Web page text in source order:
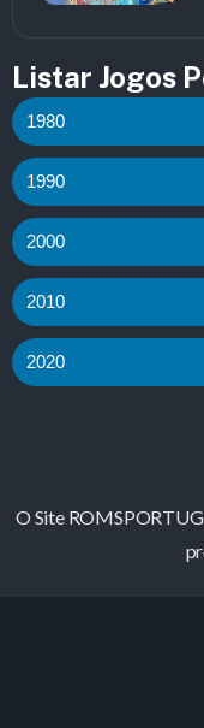
Listar Jogos
1980
1990
2000
2010
2020
O Site